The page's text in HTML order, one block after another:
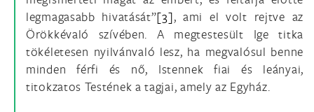
legmagasabb hivatását”[3], ami el volt rejtve az
Örökkévaló szívében. A megtestesült Ige titka
tökéletesen nyilvánvaló lesz, ha megvalósul benne
minden férfi és nő, Istennek fiai és leányai,
titokzatos Testének a tagjai, amely az Egyház.